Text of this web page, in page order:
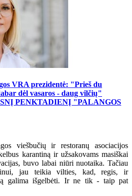
VRA prezidentė: "Prieš du
dėl vasaros - daug vilčių"
PENKTADIENĮ "PALANGOS
viešbučių ir restoranų asociacijos
karantiną ir užsakovams masiškai
buvo labai niūri nuotaika. Tačiau
jau teikia vilties, kad, regis, ir
galima išgelbėti. Ir ne tik - taip pat